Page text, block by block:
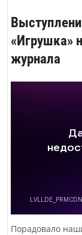
«Игрушка»
журнала
Порадовало